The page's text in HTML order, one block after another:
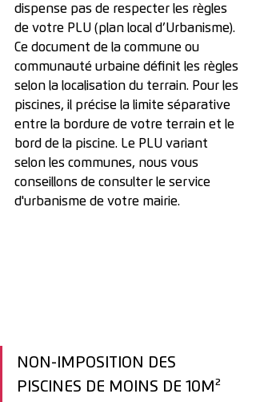
dispense pas de respecter les règles
de votre PLU (plan local d’Urbanisme).
Ce document de la commune ou
communauté urbaine définit les règles
selon la localisation du terrain. Pour les
piscines, il précise la limite séparative
entre la bordure de votre terrain et le
bord de la piscine. Le PLU variant
selon les communes, nous vous
conseillons de consulter le service
d'urbanisme de votre mairie.
NON-IMPOSITION DES
PISCINES DE MOINS DE 10M²